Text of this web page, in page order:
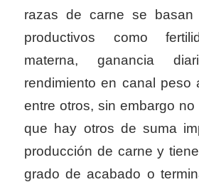
razas de carne se basan
productivos como
materna, ganancia
rendimiento en canal peso
entre otros, sin embargo
que hay otros de suma
producción de carne y
grado de acabado o